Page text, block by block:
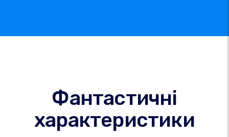
Фантастичні
характеристики